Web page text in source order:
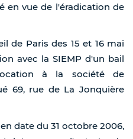
en vue de l'éradication de
de Paris des 15 et 16 mai
avec la SIEMP d'un bail
à la société de
69, rue de La Jonquière
date du 31 octobre 2006,